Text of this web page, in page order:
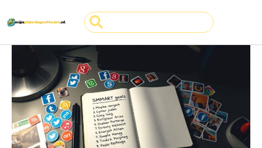
naar
inhoud
Search
...